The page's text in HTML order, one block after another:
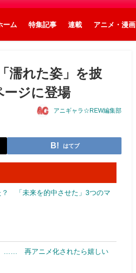
ーム 特集記事 連載 アニメ・漫画
濡れた姿」を披
ージに登場
アニギャラ☆REW編集部
はてブ
？ 「未来を的中させた」3つのマ
…… 再アニメ化されたら嬉しい